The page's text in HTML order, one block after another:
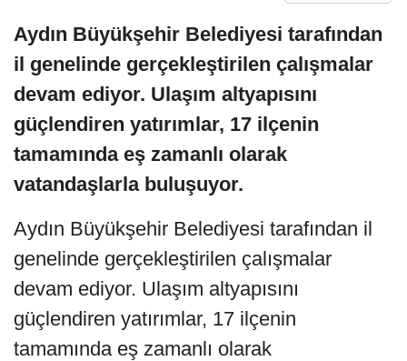
Aydın Büyükşehir Belediyesi tarafından
il genelinde gerçekleştirilen çalışmalar
devam ediyor. Ulaşım altyapısını
güçlendiren yatırımlar, 17 ilçenin
tamamında eş zamanlı olarak
vatandaşlarla buluşuyor.
Aydın Büyükşehir Belediyesi tarafından il
genelinde gerçekleştirilen çalışmalar
devam ediyor. Ulaşım altyapısını
güçlendiren yatırımlar, 17 ilçenin
tamamında eş zamanlı olarak